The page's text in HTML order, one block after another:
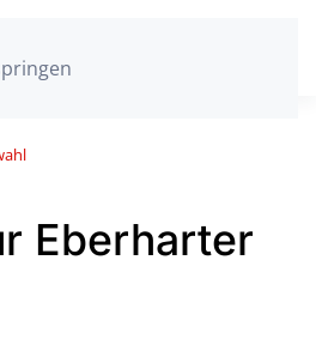
Eberharter